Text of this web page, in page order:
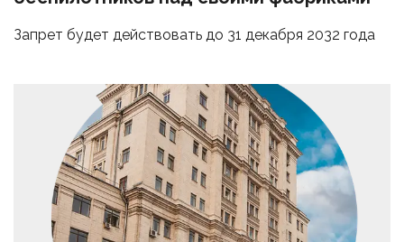
Запрет будет действовать до 31 декабря 2032 года